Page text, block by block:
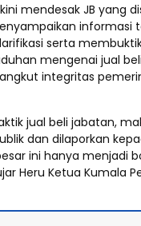
mendesak JB yang
informasi
serta
mengenai jual
integritas
jual beli jabatan,
dan dilaporkan
ini hanya menjadi
Heru Ketua Kumala